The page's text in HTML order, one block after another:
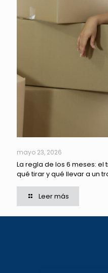
mayo 23, 2026
La regla de los 6 meses:
qué tirar y qué llevar a un
Leer más